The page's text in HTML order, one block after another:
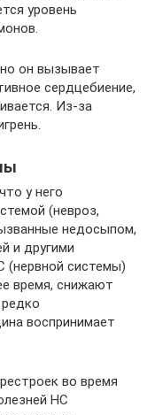
уровень
он вызывает
сердцебиение,
Из-за
у него
(невроз,
недосыпом,
и другими
(нервной системы)
время, снижают
воспринимает
во время
НС